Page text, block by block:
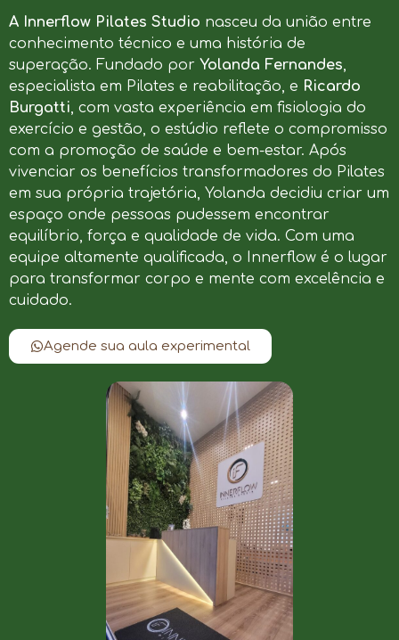
A Innerflow Pilates Studio nasceu da união entre
conhecimento técnico e uma história de
superação. Fundado por Yolanda Fernandes,
especialista em Pilates e reabilitação, e Ricardo
Burgatti, com vasta experiência em fisiologia do
exercício e gestão, o estúdio reflete o compromisso
com a promoção de saúde e bem-estar. Após
vivenciar os benefícios transformadores do Pilates
em sua própria trajetória, Yolanda decidiu criar um
espaço onde pessoas pudessem encontrar
equilíbrio, força e qualidade de vida. Com uma
equipe altamente qualificada, o Innerflow é o lugar
para transformar corpo e mente com excelência e
cuidado.
Agende sua aula experimental